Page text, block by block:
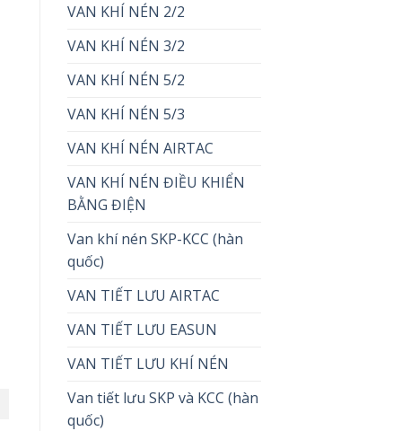
VAN KHÍ NÉN 2/2
VAN KHÍ NÉN 3/2
VAN KHÍ NÉN 5/2
VAN KHÍ NÉN 5/3
VAN KHÍ NÉN AIRTAC
VAN KHÍ NÉN ĐIỀU KHIỂN
BẰNG ĐIỆN
Van khí nén SKP-KCC (hàn
quốc)
VAN TIẾT LƯU AIRTAC
VAN TIẾT LƯU EASUN
VAN TIẾT LƯU KHÍ NÉN
Van tiết lưu SKP và KCC (hàn
quốc)